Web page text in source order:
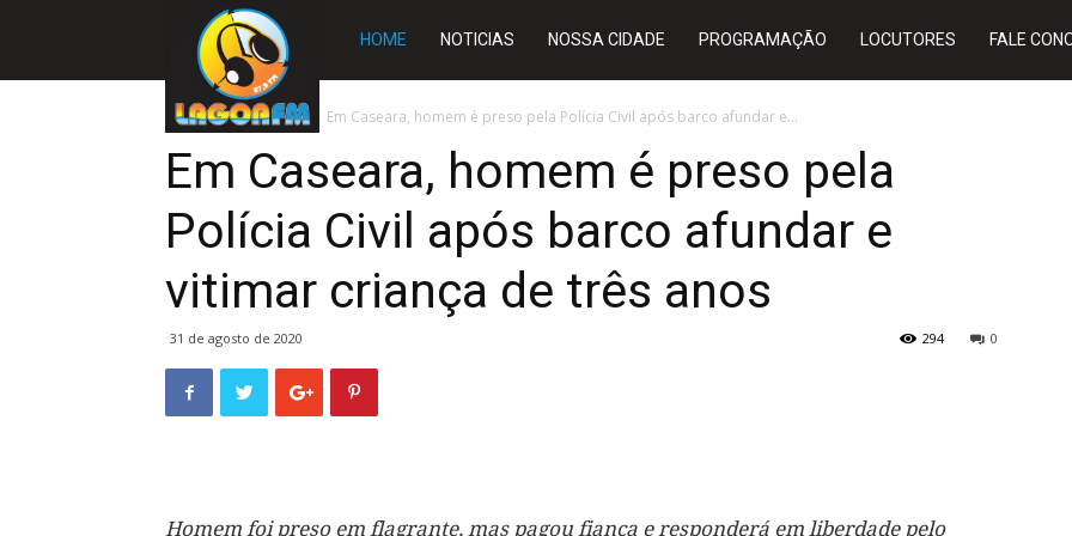
Rádio
Lagoa
FM
HOME NOTICIAS NOSSA CIDADE PROGRAMAÇÃO LOCUTORES FALE
Início TOCANTINS Em Caseara, homem é preso pela Polícia Civil após barco afundar e...
Em Caseara, homem é preso pela
Polícia Civil após barco afundar e
vitimar criança de três anos
31 de agosto de 2020 0
294
Homem foi preso em flagrante, mas pagou fiança e responderá em liberdade pelo